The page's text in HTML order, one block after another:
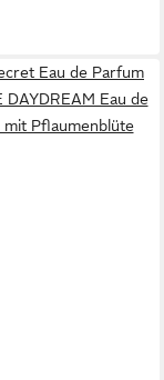
Eau de Parfum
DAYDREAM Eau de
mit Pflaumenblüte